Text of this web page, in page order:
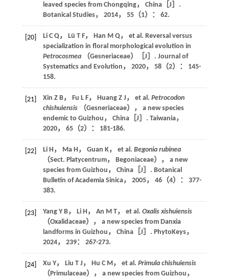
leaved species from Chongqing， China［J］.
Botanical Studies， 2014， 55（1）： 62.
[20] Li C Q， Lü T F， Han M Q， et al . Reversal versus
specialization in floral morphological evolution in
Petrocosmea（Gesneriaceae）［J］. Journal of
Systematics and Evolution ， 2020， 58（2）： 145-
158.
[21] Xin Z B， Fu L F， Huang Z J ， et al . Petrocodon
chishuiensis（Gesneriaceae）， a new species
endemic to Guizhou， China［J］. Taiwania，
2020， 65（2）： 181-186.
[22] Li H ， Ma H ， Guan K， et al . Begonia rubinea
（Sect. Platycentrum， Begoniaceae）， a new
species from Guizhou， China［J］. Botanical
Bulletin of Academia Sinica， 2005， 46（4）： 377-
383.
[23] Yang Y B， Li H ， An M T， et al . Oxalis xishuiensis
（Oxalidaceae）， a new species from Danxia
landforms in Guizhou， China［J］. PhytoKeys，
2024， 239： 267-273.
[24] Xu Y， Liu T J ， Hu C M ， et al . Primula chishuiensis
（Primulaceae）， a new species from Guizhou，